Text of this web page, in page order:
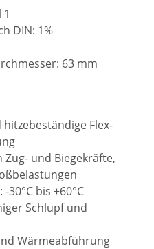
DIN: 1%
63 mm
Flex-
Zug- und Biegekräfte,
bis +60°C
Schlupf und
Wärmeabführung